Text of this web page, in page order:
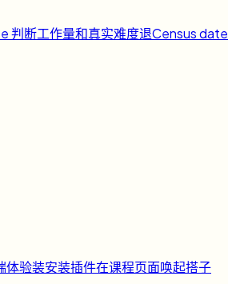
判断工作量和真实难度退Census date
体验装安装插件在课程页面唤起搭子